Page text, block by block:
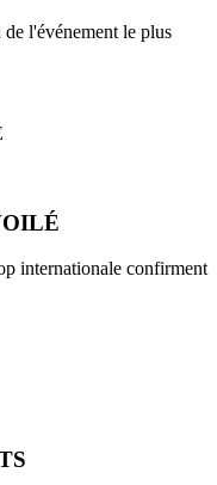
l'événement le plus
internationale confirment